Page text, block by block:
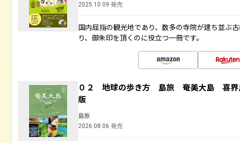
2025.10.09 発売
国内屈指の観光地であり、数多の寺院が建ち並ぶ
り、御朱印を頂くのに役立つ一冊です。
０２ 地球の歩き方 島旅 奄美大島 喜界
版
島旅
2026.08.06 発売